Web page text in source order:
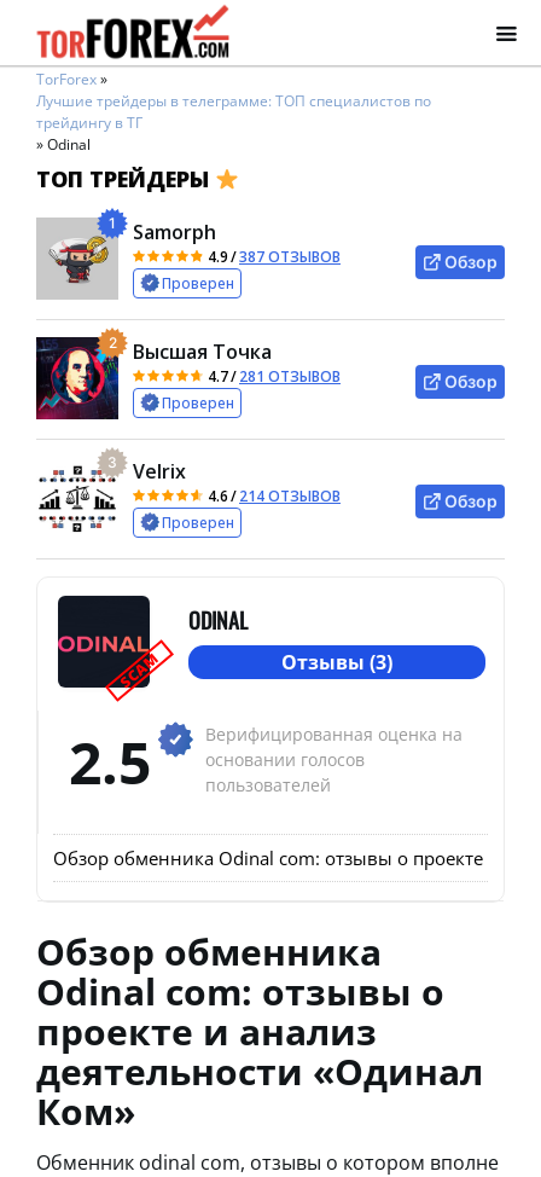
TorForex»
Лучшие трейдеры в телеграмме: ТОП специалистов по
трейдингу в ТГ
»Odinal
ТОП ТРЕЙДЕРЫ
1 Samorph
4.9/387 ОТЗЫВОВ
Проверен
Обзор
2 Высшая Точка
4.7/281 ОТЗЫВОВ
Проверен
Обзор
3 Velrix
4.6/214 ОТЗЫВОВ
Проверен
Обзор
SCAM
ODINAL
Отзывы (3)
2.5
Верифицированная оценка на
основании голосов
пользователей
Обзор обменника Odinal com: отзывы о проекте и
Обзор обменника
Odinal com: отзывы о
проекте и анализ
деятельности «Одинал
Ком»
Обменник odinal com, отзывы о котором вполне